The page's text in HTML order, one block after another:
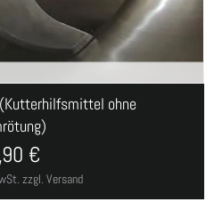
ohne
zzgl. Versand
€